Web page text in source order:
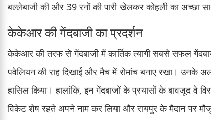
बल्लेबाजी की और 39 रनों की पारी खेलकर कोहली का अच्छा
केकेआर की गेंदबाजी का प्रदर्शन
केकेआर की तरफ से गेंदबाजी में कार्तिक त्यागी सबसे सफल
पवेलियन की राह दिखाई और मैच में रोमांच बनाए रखा। उनके
हासिल किया। हालांकि, इन गेंदबाजों के प्रयासों के बावजूद वे
विकेट शेष रहते अपने नाम कर लिया और रायपुर के मैदान पर